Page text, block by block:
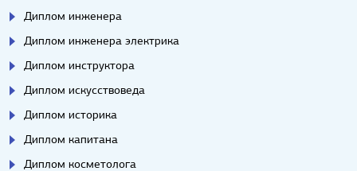
Диплом инженера
Диплом инженера электрика
Диплом инструктора
Диплом искусствоведа
Диплом историка
Диплом капитана
Диплом косметолога